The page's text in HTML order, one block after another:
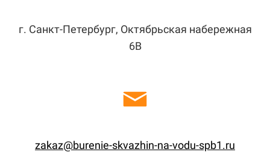
г. Санкт-Петербург, Октябрьская набережная
6В
zakaz@burenie-skvazhin-na-vodu-spb1.ru